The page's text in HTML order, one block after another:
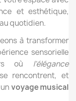
et esthétique,
quotidien.
à transformer
sensorielle
où l’élégance
rencontrent, et
voyage musical